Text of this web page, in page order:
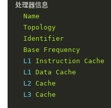
221.183
221.183 110.166
120.196
处理器信息
Name
Topology
Identifier
Base
Frequency
  L1
Instruction Cache
  L1
Data Cache
  L2
Cache
  L3
Cache